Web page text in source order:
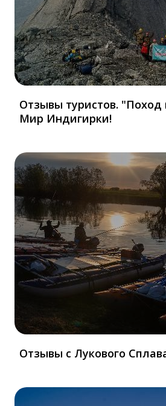
Отзывы туристов. "Поход
Мир Индигирки!
Отзывы с Лукового